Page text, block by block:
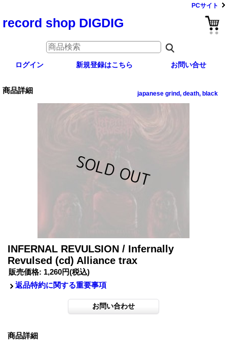
PCサイト
record shop DIGDIG
ログイン 新規登録はこちら お問い合せ
商品詳細 japanese grind, death, black
INFERNAL REVULSION / Infernally
Revulsed (cd) Alliance trax
販売価格: 1,260円(税込)
返品特約に関する重要事項
商品詳細